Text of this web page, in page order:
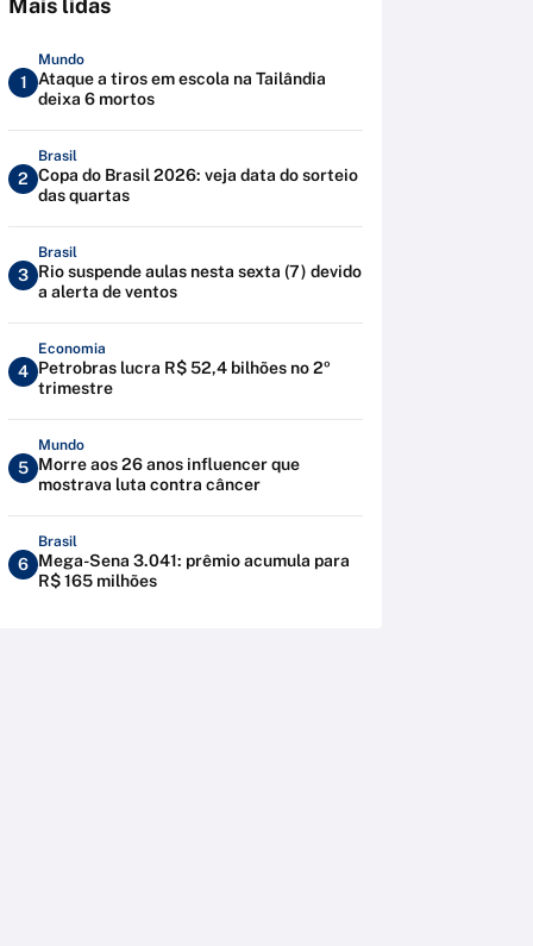
Mais lidas
1
Mundo
Ataque a tiros em escola na Tailândia
deixa 6 mortos
2
Brasil
Copa do Brasil 2026: veja data do sorteio
das quartas
3
Brasil
Rio suspende aulas nesta sexta (7) devido
a alerta de ventos
4
Economia
Petrobras lucra R$ 52,4 bilhões no 2º
trimestre
5
Mundo
Morre aos 26 anos influencer que
mostrava luta contra câncer
6
Brasil
Mega-Sena 3.041: prêmio acumula para
R$ 165 milhões